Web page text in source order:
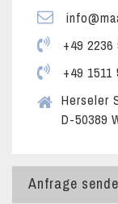
+49 2236
+49 1511
Herseler
D-50389
Anfrage